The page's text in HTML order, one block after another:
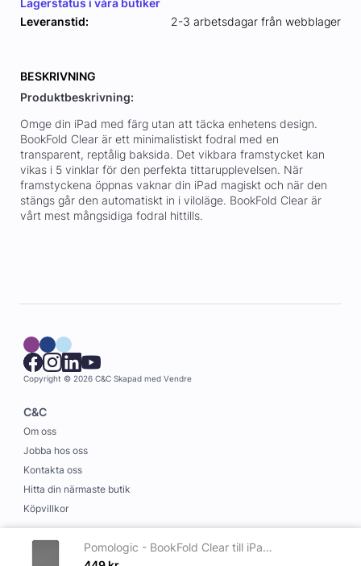
Pomologic - BookFold Clear till iPad 11(A16)/10,9 10th Gen - Clear/Grå
Lagerstatus i våra butiker
Leveranstid:
2-3 arbetsdagar från webblager
BESKRIVNING
Produktbeskrivning:
Omge din iPad med färg utan att täcka enhetens design.
BookFold Clear är ett minimalistiskt fodral med en
transparent, reptålig baksida. Det vikbara framstycket kan
vikas i 5 vinklar för den perfekta tittarupplevelsen. När
framstyckena öppnas vaknar din iPad magiskt och när den
stängs går den automatiskt in i viloläge. BookFold Clear är
vårt mest mångsidiga fodral hittills.
Copyright © 2026 C&C Skapad med Vendre
C&C
Om oss
Jobba hos oss
Kontakta oss
Hitta din närmaste butik
Köpvillkor
Information